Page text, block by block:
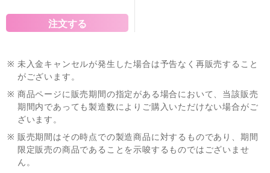
※ 未入金キャンセルが発生した場合は予告なく再販売すること
がございます。
※ 商品ページに販売期間の指定がある場合において、当該販売
期間内であっても製造数によりご購入いただけない場合がご
ざいます。
※ 販売期間はその時点での製造商品に対するものであり、期間
限定販売の商品であることを示唆するものではございませ
ん。